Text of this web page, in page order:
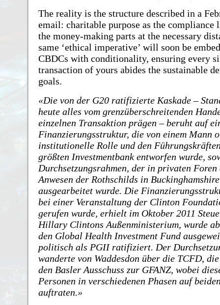
The reality is the structure described in a
email: charitable purpose as the compliance
the money-making parts at the necessary
same ‘ethical imperative’ will soon be
CBDCs with conditionality, ensuring every
transaction of yours abides the sustainable
goals.
Die von der G20 ratifizierte Kaskade –
heute alles vom grenzüberschreitenden
einzelnen Transaktion prägen – beruht auf
Finanzierungsstruktur, die von einem Mann
institutionelle Rolle und den
größten Investmentbank entworfen wurde,
Durchsetzungsrahmen, der in privaten Foren
Anwesen der Rothschilds in Buckinghamshire
ausgearbeitet wurde. Die
bei einer Veranstaltung der Clinton
gerufen wurde, erhielt im Oktober 2011
Hillary Clintons Außenministerium, wurde
den Global Health Investment Fund
politisch als PGII ratifiziert. Der
wanderte von Waddesdon über die TCFD,
den Basler Ausschuss zur GFANZ, wobei
Personen in verschiedenen Phasen auf
auftraten.